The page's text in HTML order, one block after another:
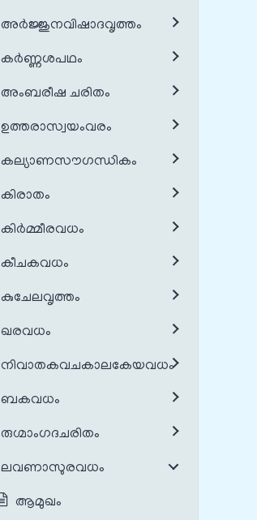
അർജ്ജുനവിഷാദവൃത്തം
കർണ്ണശപഥം
അംബരീഷ ചരിതം
ഉത്തരാസ്വയംവരം
കല്യാണസൗഗന്ധികം
കിരാതം
കിർമ്മീരവധം
കീചകവധം
കുചേലവൃത്തം
ഖരവധം
നിവാതകവചകാലകേയവധം
ബകവധം
രുഗ്മാംഗദചരിതം
ലവണാസുരവധം
ആമുഖം